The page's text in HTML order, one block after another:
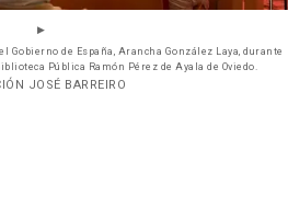
de España, Arancha González Laya, durante
Pública Ramón Pérez de Ayala de Oviedo.
JOSÉ BARREIRO